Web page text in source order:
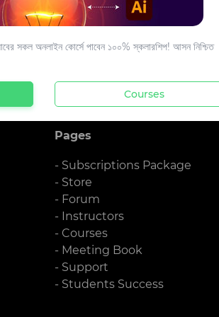
Pages
- Subscriptions Package
- Store
- Forum
- Instructors
- Courses
- Meeting Book
- Support
- Students Success
সকল অনলাইন কোর্সে পাবেন ১০০% স্কলারশিপ! আসন নিশ্চিত
Courses